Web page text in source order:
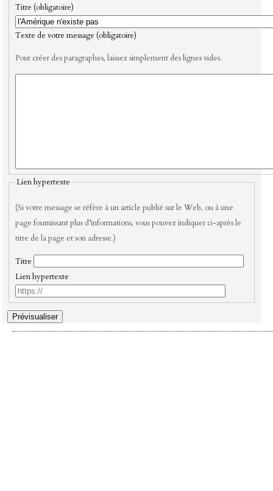
Titre (obligatoire)
Texte de votre message (obligatoire)
Pour créer des paragraphes, laissez simplement des lignes vides.
Lien hypertexte
(Si votre message se réfère à un article publié sur le Web, ou à une
page fournissant plus d’informations, vous pouvez indiquer ci-après le
titre de la page et son adresse.)
Titre
Lien hypertexte